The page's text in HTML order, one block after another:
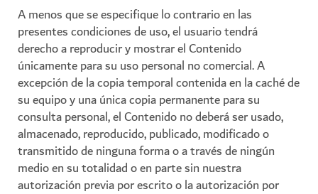
A menos que se especifique lo contrario en las
presentes condiciones de uso, el usuario tendrá
derecho a reproducir y mostrar el Contenido
únicamente para su uso personal no comercial. A
excepción de la copia temporal contenida en la caché de
su equipo y una única copia permanente para su
consulta personal, el Contenido no deberá ser usado,
almacenado, reproducido, publicado, modificado o
transmitido de ninguna forma o a través de ningún
medio en su totalidad o en parte sin nuestra
autorización previa por escrito o la autorización por